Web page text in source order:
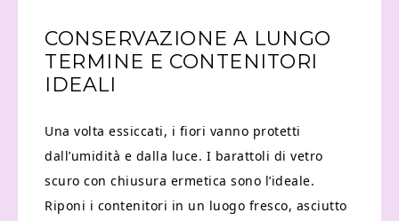
CONSERVAZIONE A LUNGO
TERMINE E CONTENITORI
IDEALI
Una volta essiccati, i fiori vanno protetti
dall’umidità e dalla luce. I barattoli di vetro
scuro con chiusura ermetica sono l’ideale.
Riponi i contenitori in un luogo fresco, asciutto